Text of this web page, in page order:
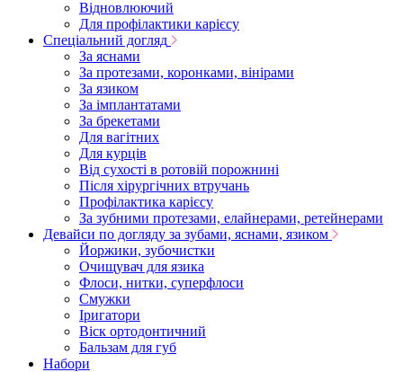
Відновлюючий
Для профілактики карієсу
Спеціальний догляд
За яснами
За протезами, коронками, вінірами
За язиком
За імплантатами
За брекетами
Для вагітних
Для курців
Від сухості в ротовій порожнині
Після хірургічних втручань
Профілактика карієсу
За зубними протезами, елайнерами, ретейнерами
Девайси по догляду за зубами, яснами, язиком
Йоржики, зубочистки
Очищувач для язика
Флоси, нитки, суперфлоси
Смужки
Іригатори
Віск ортодонтичний
Бальзам для губ
Набори